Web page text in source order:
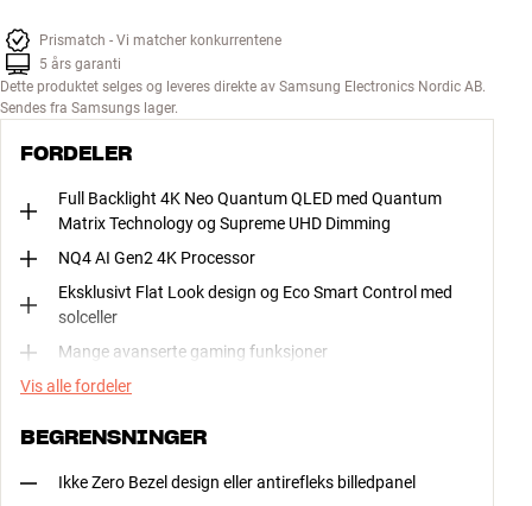
Prismatch - Vi matcher konkurrentene
5 års garanti
Dette produktet selges og leveres direkte av Samsung Electronics Nordic AB.
Sendes fra Samsungs lager.
FORDELER
Full Backlight 4K Neo Quantum QLED med Quantum
Matrix Technology og Supreme UHD Dimming
NQ4 AI Gen2 4K Processor
Eksklusivt Flat Look design og Eco Smart Control med
solceller
Mange avanserte gaming funksjoner
Vis alle fordeler
BEGRENSNINGER
Ikke Zero Bezel design eller antirefleks billedpanel